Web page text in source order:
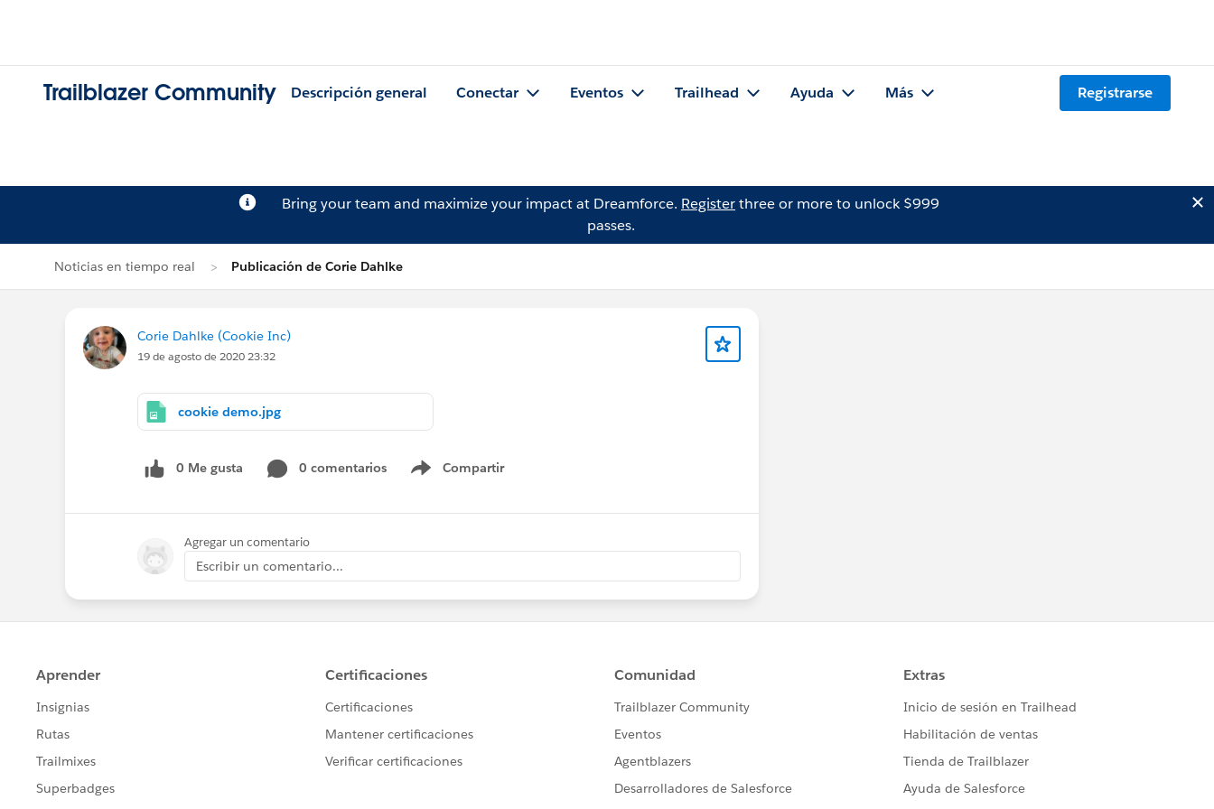
Trailblazer Community Descripción general Conectar Eventos Trailhead Ayuda Más Registrarse
Bring your team and maximize your impact at Dreamforce. Registerthree or more to unlock $999
passes.
Noticias en tiempo real Publicación de Corie Dahlke
Corie Dahlke (Cookie Inc)
19 de agosto de 2020 23:32
cookie demo.jpg
0 Me gusta 0 comentarios Compartir
Show menu
Agregar un comentario
Escribir un comentario...